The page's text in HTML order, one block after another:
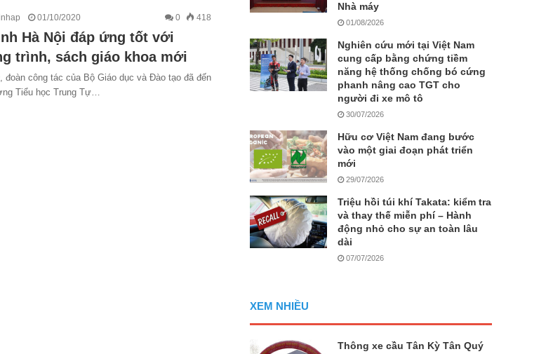
01/10/2020 0 418
Hà Nội đáp ứng tốt với
trình, sách giáo khoa mới
đoàn công tác của Bộ Giáo dục và Đào tạo đã đến
Tiểu học Trung Tự…
Nhà máy
01/08/2026
Nghiên cứu mới tại Việt Nam
cung cấp bằng chứng tiềm
năng hệ thống chống bó cứng
phanh nâng cao TGT cho
người đi xe mô tô
30/07/2026
Hữu cơ Việt Nam đang bước
vào một giai đoạn phát triển
mới
29/07/2026
Triệu hồi túi khí Takata: kiểm tra
và thay thế miễn phí – Hành
động nhỏ cho sự an toàn lâu
dài
07/07/2026
XEM NHIỀU
Thông xe cầu Tân Kỳ Tân Quý